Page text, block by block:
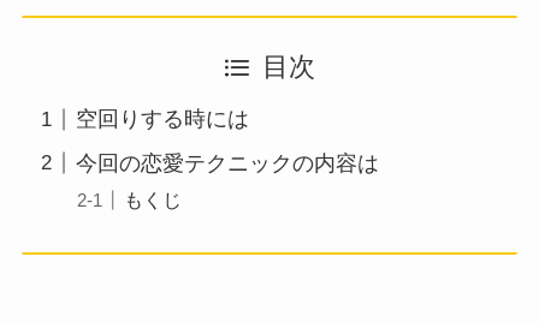
目次
空回りする時には
今回の恋愛テクニックの内容は
もくじ